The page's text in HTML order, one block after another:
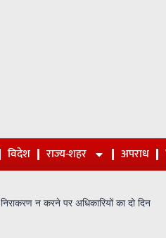
विदेश राज्य-शहर अपराध
न करने पर अधिकारियों का दो दिन